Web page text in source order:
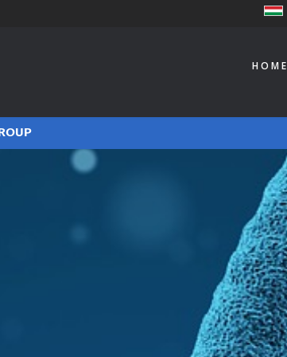
HOME